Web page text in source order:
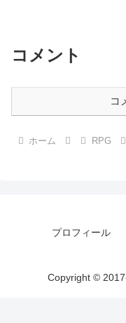
コメント
コ
ホーム RPG
プロフィール
Copyright ©